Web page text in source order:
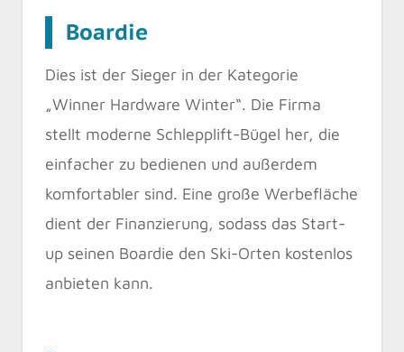
Boardie
Dies ist der Sieger in der Kategorie
„Winner Hardware Winter“. Die Firma
stellt moderne Schlepplift-Bügel her, die
einfacher zu bedienen und außerdem
komfortabler sind. Eine große Werbefläche
dient der Finanzierung, sodass das Start-
up seinen Boardie den Ski-Orten kostenlos
anbieten kann.